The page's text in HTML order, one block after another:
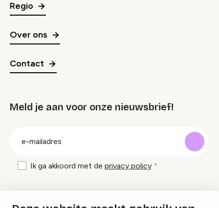
Regio
Over ons
Contact
Meld je aan voor onze nieuwsbrief!
Ik ga akkoord met de privacy policy
Inspiratie en tips om evenementen te